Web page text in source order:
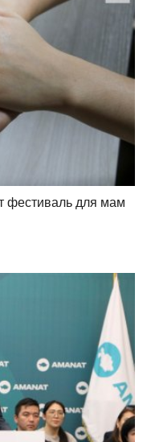
фестиваль для мам